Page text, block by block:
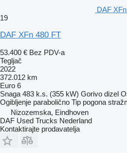
DAF
19
DAF XFn 480 FT
53.400 € Bez PDV-a
Tegljač
2022
372.012 km
Euro 6
Snaga 483 k.s. (355 kW) Gorivo dizel
Ogibljenje parabolično Tip pogona
Nizozemska, Eindhoven
DAF Used Trucks Nederland
Kontaktirajte prodavatelja